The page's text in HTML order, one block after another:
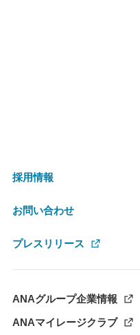
採用情報
お問い合わせ
プレスリリース
ANAグループ企業情報
ANAマイレージクラブ